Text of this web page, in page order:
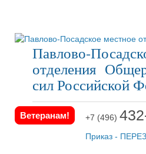
Павлово-
отделения
сил Российской
Ветеранам! +7 (496)
Приказ -